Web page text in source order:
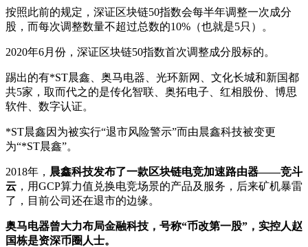
按照此前的规定，深证区块链50指数会每半年调整一次成分
股，而每次调整数量不超过总数的10%（也就是5只）。
2020年6月份，深证区块链50指数首次调整成分股标的。
踢出的有*ST晨鑫、奥马电器、光环新网、文化长城和新国都
共5家，取而代之的是传化智联、奥拓电子、红相股份、博思
软件、数字认证。
*ST晨鑫因为被实行“退市风险警示”而由晨鑫科技被变更
为“*ST晨鑫”。
2018年， 晨鑫科技发布了一款区块链电竞加速路由器——竞斗
云 ，用GCP算力值兑换电竞场景的产品及服务，后来矿机暴雷
了，目前公司还在退市的边缘。
奥马电器曾大力布局金融科技，号称“币改第一股”，实控人赵
国栋是资深币圈人士。